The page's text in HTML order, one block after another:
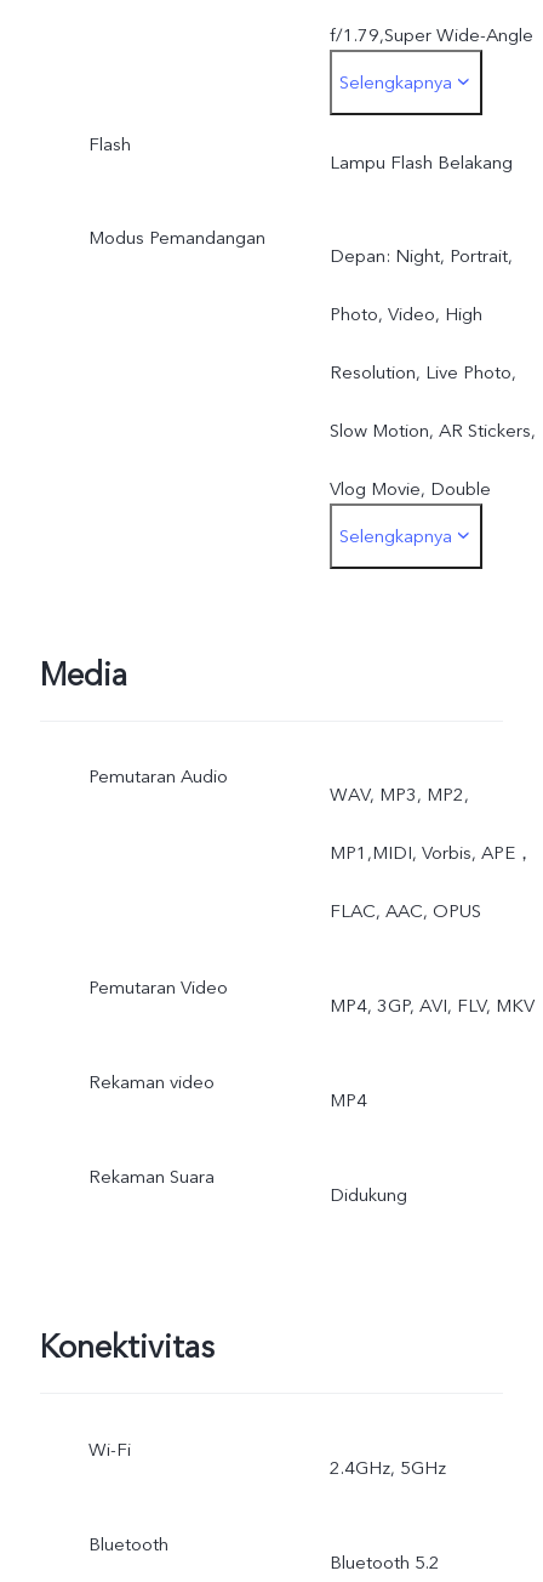
f/1.79,Super Wide-Angle
f/2.2, Super Macro f/2.4
Selengkapnya
Flash
Lampu Flash Belakang
Modus Pemandangan
Depan: Night, Portrait,
Photo, Video, High
Resolution, Live Photo,
Slow Motion, AR Stickers,
Vlog Movie, Double
Exposure, Dual View
Double Exposure, Dual
Selengkapnya
Media
Pemutaran Audio
WAV, MP3, MP2,
MP1,MIDI, Vorbis, APE，
FLAC, AAC, OPUS
Pemutaran Video
MP4, 3GP, AVI, FLV, MKV
Rekaman video
MP4
Rekaman Suara
Didukung
Konektivitas
Wi-Fi
2.4GHz, 5GHz
Bluetooth
Bluetooth 5.2